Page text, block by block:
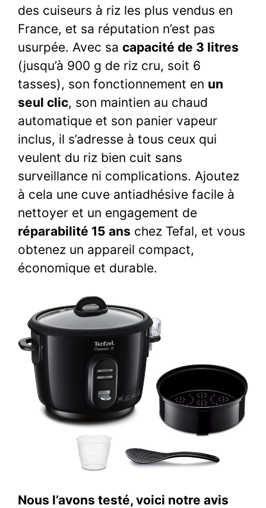
des cuiseurs à riz les plus vendus en
France, et sa réputation n’est pas
usurpée. Avec sa capacité de 3 litres
(jusqu’à 900 g de riz cru, soit 6
tasses), son fonctionnement en un
seul clic, son maintien au chaud
automatique et son panier vapeur
inclus, il s’adresse à tous ceux qui
veulent du riz bien cuit sans
surveillance ni complications. Ajoutez
à cela une cuve antiadhésive facile à
nettoyer et un engagement de
réparabilité 15 ans chez Tefal, et vous
obtenez un appareil compact,
économique et durable.
Nous l’avons testé, voici notre avis